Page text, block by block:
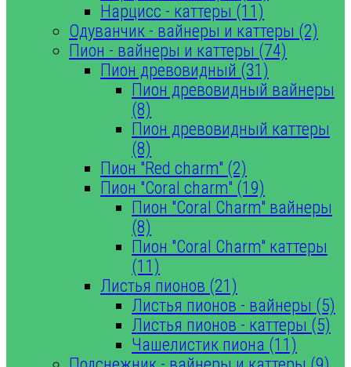
Нарцисс - каттеры (11)
Одуванчик - вайнеры и каттеры (2)
Пион - вайнеры и каттеры (74)
Пион древовидный (31)
Пион древовидный вайнеры
(8)
Пион древовидный каттеры
(8)
Пион "Red charm" (2)
Пион "Coral charm" (19)
Пион "Coral Charm" вайнеры
(8)
Пион "Coral Charm" каттеры
(11)
Листья пионов (21)
Листья пионов - вайнеры (5)
Листья пионов - каттеры (5)
Чашелистик пиона (11)